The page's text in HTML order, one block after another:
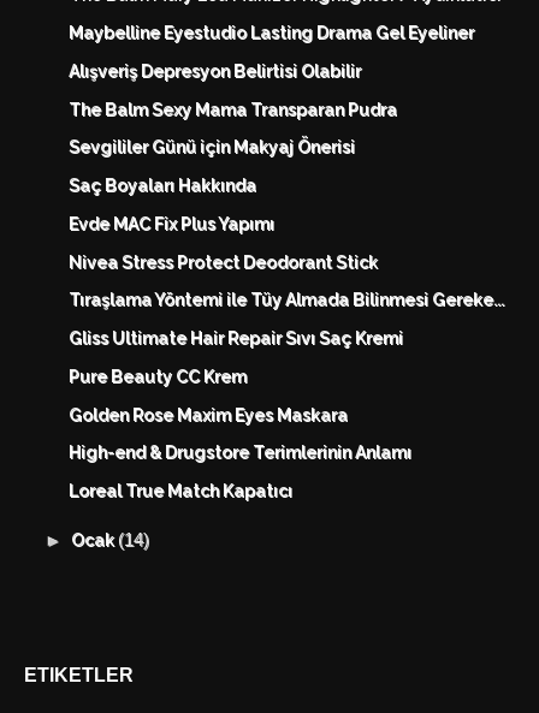
Maybelline Eyestudio Lasting Drama Gel Eyeliner
Alışveriş Depresyon Belirtisi Olabilir
The Balm Sexy Mama Transparan Pudra
Sevgililer Günü için Makyaj Önerisi
Saç Boyaları Hakkında
Evde MAC Fix Plus Yapımı
Nivea Stress Protect Deodorant Stick
Tıraşlama Yöntemi ile Tüy Almada Bilinmesi Gereke...
Gliss Ultimate Hair Repair Sıvı Saç Kremi
Pure Beauty CC Krem
Golden Rose Maxim Eyes Maskara
High-end & Drugstore Terimlerinin Anlamı
Loreal True Match Kapatıcı
► Ocak(14)
ETIKETLER